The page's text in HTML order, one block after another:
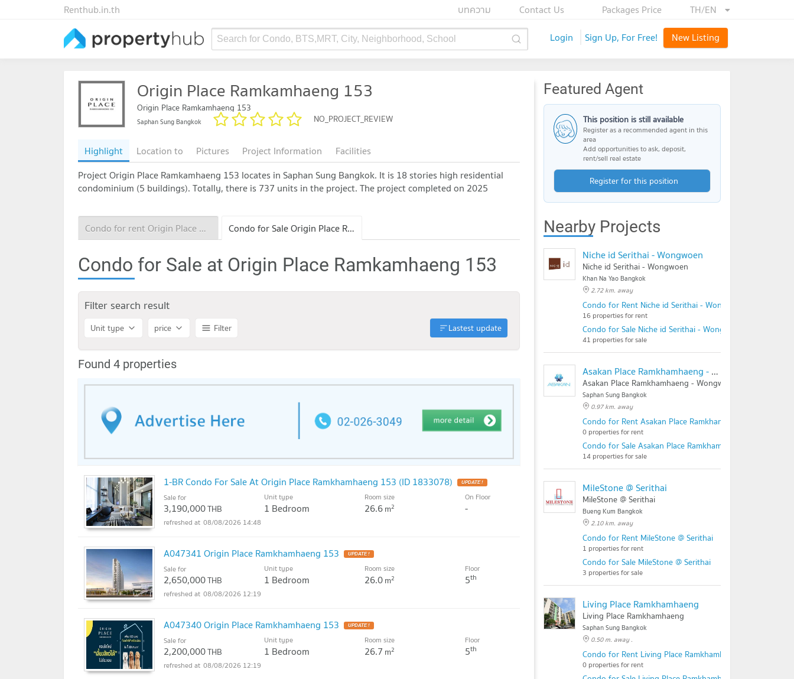
TH/EN
Packages Price
Contact Us
บทความ
Renthub.in.th
Search for Condo, BTS,MRT, City, Neighborhood, School Login Sign Up, For Free! New Listing
Origin Place Ramkamhaeng 153
Origin Place Ramkamhaeng 153
Saphan Sung Bangkok NO_PROJECT_REVIEW
Highlight Location to Pictures Project Information
Facilities
Project Origin Place Ramkamhaeng 153 locates in Saphan Sung Bangkok. It is 18 stories high residential
condominium (5 buildings). Totally, there is 737 units in the project. The project completed on 2025
Condo for rent Origin Place Ramkamhaeng 153 Condo for Sale Origin Place Ramkamhaeng 153
Condo for Sale at Origin Place Ramkamhaeng 153
Filter search result
Unit type price Filter Lastest update
Found 4 properties
1-BR Condo For Sale At Origin Place Ramkhamhaeng 153 (ID 1833078)
Sale for
3,190,000THB
Unit type
1 Bedroom
Room size
26.6m2
On Floor
-
08/08/2026 14:48
A047341 Origin Place Ramkhamhaeng 153
Sale for
2,650,000THB
Unit type
1 Bedroom
Room size
26.0m2
Floor
5th
08/08/2026 12:19
A047340 Origin Place Ramkhamhaeng 153
Sale for
2,200,000THB
Unit type
1 Bedroom
Room size
26.7 m2
Floor
5th
08/08/2026 12:19
Featured Agent
This position is still available
Register as a recommended agent in this
area
Add opportunities to ask, deposit,
rent/sell real estate
Register for this position
Nearby Projects
Niche id Serithai - Wongwoen
Niche id Serithai - Wongwoen
Khan Na Yao Bangkok
2.72 km. away
Condo for Rent Niche id Serithai - Wongwoen
16 properties for rent
Condo for Sale Niche id Serithai - Wongwoen
41 properties for sale
Asakan Place Ramkhamhaeng - Wongwean
Asakan Place Ramkhamhaeng - Wongwean
Saphan Sung Bangkok
0.97 km. away
Condo for Rent Asakan Place Ramkhamhaeng - Wongwean
0 properties for rent
Condo for Sale Asakan Place Ramkhamhaeng - Wongwean
14 properties for sale
MileStone @ Serithai
MileStone @ Serithai
Bueng Kum Bangkok
2.10 km. away
Condo for Rent MileStone @ Serithai
1 properties for rent
Condo for Sale MileStone @ Serithai
3 properties for sale
Living Place Ramkhamhaeng
Living Place Ramkhamhaeng
Saphan Sung Bangkok
0.50 m. away .
Condo for Rent Living Place Ramkhamhaeng
0 properties for rent